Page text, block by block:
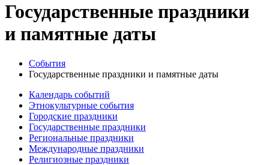
Государственные праздники
и памятные даты
События
Государственные праздники и памятные даты
Календарь событий
Этнокультурные события
Городские праздники
Государственные праздники
Региональные праздники
Международные праздники
Религиозные праздники